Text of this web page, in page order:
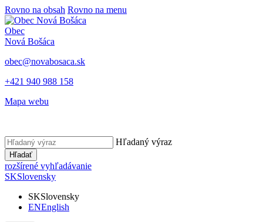
Rovno na obsah Rovno na menu
Obec
Nová Bošáca
obec@novabosaca.sk
+421 940 988 158
Mapa webu
Hľadaný výraz
Hľadať
rozšírené vyhľadávanie
SKSlovensky
SKSlovensky
ENEnglish